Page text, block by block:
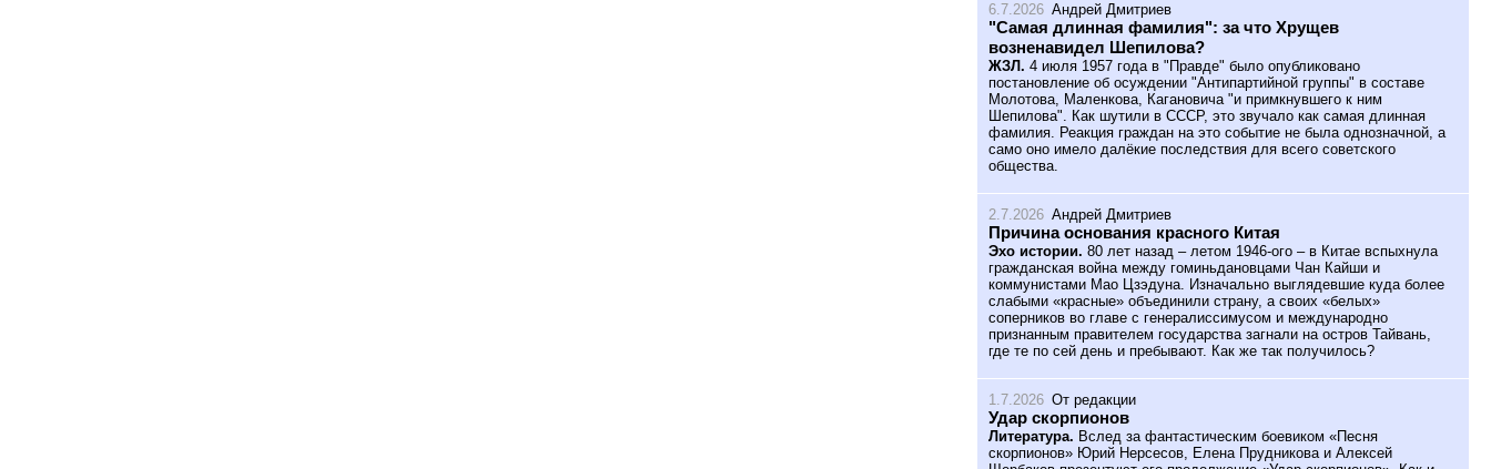
6.7.2026 Андрей Дмитриев
"Самая длинная фамилия": за что Хрущев
возненавидел Шепилова?
ЖЗЛ. 4 июля 1957 года в "Правде" было опубликовано
постановление об осуждении "Антипартийной группы" в составе
Молотова, Маленкова, Кагановича "и примкнувшего к ним
Шепилова". Как шутили в СССР, это звучало как самая длинная
фамилия. Реакция граждан на это событие не была однозначной, а
само оно имело далёкие последствия для всего советского
общества.
2.7.2026 Андрей Дмитриев
Причина основания красного Китая
Эхо истории. 80 лет назад – летом 1946-ого – в Китае вспыхнула
гражданская война между гоминьдановцами Чан Кайши и
коммунистами Мао Цзэдуна. Изначально выглядевшие куда более
слабыми «красные» объединили страну, а своих «белых»
соперников во главе с генералиссимусом и международно
признанным правителем государства загнали на остров Тайвань,
где те по сей день и пребывают. Как же так получилось?
1.7.2026 От редакции
Удар скорпионов
Литература. Вслед за фантастическим боевиком «Песня
скорпионов» Юрий Нерсесов, Елена Прудникова и Алексей